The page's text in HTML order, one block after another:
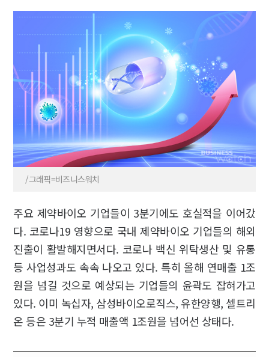
/그래픽=비즈니스워치
주요 제약바이오 기업들이 3분기에도 호실적을 이어갔
다. 코로나19 영향으로 국내 제약바이오 기업들의 해외
진출이 활발해지면서다. 코로나 백신 위탁생산 및 유통
등 사업성과도 속속 나오고 있다. 특히 올해 연매출 1조
원을 넘길 것으로 예상되는 기업들의 윤곽도 잡혀가고
있다. 이미 녹십자, 삼성바이오로직스, 유한양행, 셀트리
온 등은 3분기 누적 매출액 1조원을 넘어선 상태다.